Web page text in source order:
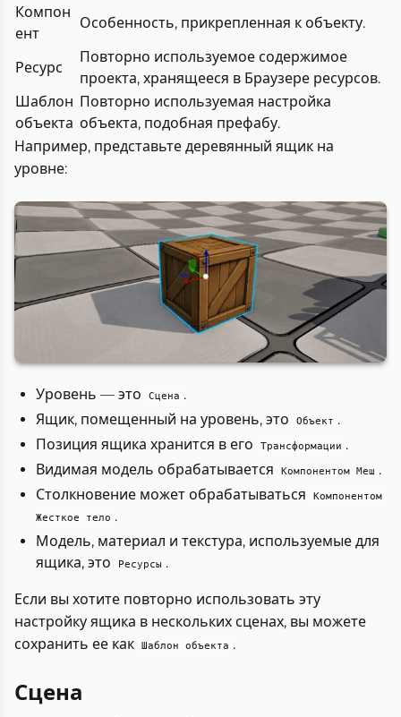
Компон
ент
Особенность, прикрепленная к объекту.
Ресурс
Повторно используемое содержимое
проекта, хранящееся в Браузере ресурсов.
Шаблон
объекта
Повторно используемая настройка
объекта, подобная префабу.
Например, представьте деревянный ящик на
уровне:
Уровень — это Сцена .
Ящик, помещенный на уровень, это
Объект .
Позиция ящика хранится в его
Трансформации .
Видимая модель обрабатывается
Компонентом Меш .
Столкновение может обрабатываться
Компонентом
Жесткое тело .
Модель, материал и текстура, используемые для
ящика, это
Ресурсы .
Если вы хотите повторно использовать эту
настройку ящика в нескольких сценах, вы можете
сохранить ее как Шаблон объекта .
Сцена